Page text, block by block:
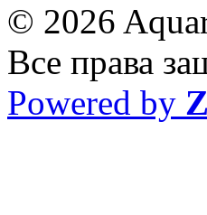
© 2026
Все права
Powered by